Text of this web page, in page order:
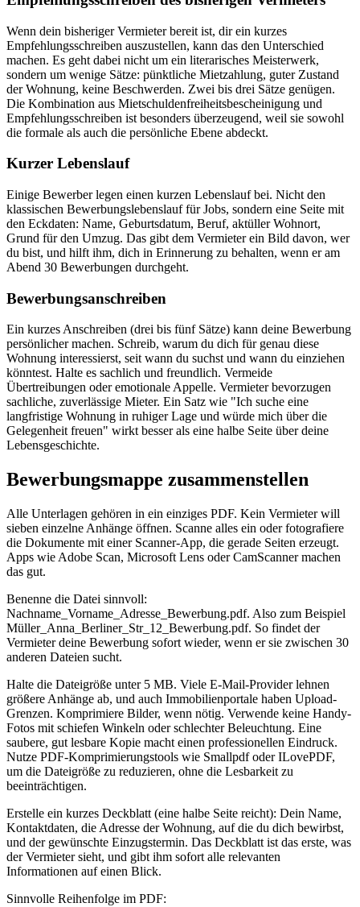
Wenn dein bisheriger Vermieter bereit ist, dir ein kurzes
Empfehlungsschreiben auszustellen, kann das den Unterschied
machen. Es geht dabei nicht um ein literarisches Meisterwerk,
sondern um wenige Sätze: pünktliche Mietzahlung, guter Zustand
der Wohnung, keine Beschwerden. Zwei bis drei Sätze genügen.
Die Kombination aus Mietschuldenfreiheitsbescheinigung und
Empfehlungsschreiben ist besonders überzeugend, weil sie sowohl
die formale als auch die persönliche Ebene abdeckt.
Kurzer Lebenslauf
Einige Bewerber legen einen kurzen Lebenslauf bei. Nicht den
klassischen Bewerbungslebenslauf für Jobs, sondern eine Seite mit
den Eckdaten: Name, Geburtsdatum, Beruf, aktüller Wohnort,
Grund für den Umzug. Das gibt dem Vermieter ein Bild davon, wer
du bist, und hilft ihm, dich in Erinnerung zu behalten, wenn er am
Abend 30 Bewerbungen durchgeht.
Bewerbungsanschreiben
Ein kurzes Anschreiben (drei bis fünf Sätze) kann deine Bewerbung
persönlicher machen. Schreib, warum du dich für genau diese
Wohnung interessierst, seit wann du suchst und wann du einziehen
könntest. Halte es sachlich und freundlich. Vermeide
Übertreibungen oder emotionale Appelle. Vermieter bevorzugen
sachliche, zuverlässige Mieter. Ein Satz wie "Ich suche eine
langfristige Wohnung in ruhiger Lage und würde mich über die
Gelegenheit freuen" wirkt besser als eine halbe Seite über deine
Lebensgeschichte.
Bewerbungsmappe zusammenstellen
Alle Unterlagen gehören in ein einziges PDF. Kein Vermieter will
sieben einzelne Anhänge öffnen. Scanne alles ein oder fotografiere
die Dokumente mit einer Scanner-App, die gerade Seiten erzeugt.
Apps wie Adobe Scan, Microsoft Lens oder CamScanner machen
das gut.
Benenne die Datei sinnvoll:
Nachname_Vorname_Adresse_Bewerbung.pdf. Also zum Beispiel
Müller_Anna_Berliner_Str_12_Bewerbung.pdf. So findet der
Vermieter deine Bewerbung sofort wieder, wenn er sie zwischen 30
anderen Dateien sucht.
Halte die Dateigröße unter 5 MB. Viele E-Mail-Provider lehnen
größere Anhänge ab, und auch Immobilienportale haben Upload-
Grenzen. Komprimiere Bilder, wenn nötig. Verwende keine Handy-
Fotos mit schiefen Winkeln oder schlechter Beleuchtung. Eine
saubere, gut lesbare Kopie macht einen professionellen Eindruck.
Nutze PDF-Komprimierungstools wie Smallpdf oder ILovePDF,
um die Dateigröße zu reduzieren, ohne die Lesbarkeit zu
beeinträchtigen.
Erstelle ein kurzes Deckblatt (eine halbe Seite reicht): Dein Name,
Kontaktdaten, die Adresse der Wohnung, auf die du dich bewirbst,
und der gewünschte Einzugstermin. Das Deckblatt ist das erste, was
der Vermieter sieht, und gibt ihm sofort alle relevanten
Informationen auf einen Blick.
Sinnvolle Reihenfolge im PDF: